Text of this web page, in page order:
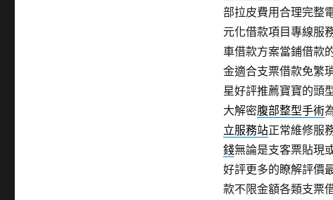
部拉皮費用合理完整
元化借款項目專線服
車借款方案當鋪借款
金適合支票借款免繁
星好評推薦寶寶的頭
大解密腹部整型手術
立服務站正常維修服
錢無論是支客票貼現
好評更多的瞭解評價
款不限金額各類支票